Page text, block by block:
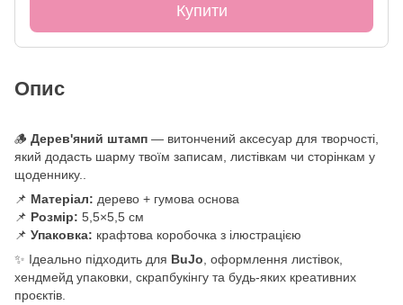
Купити
Опис
🪵 Дерев'яний штамп — витончений аксесуар для творчості,
який додасть шарму твоїм записам, листівкам чи сторінкам у
щоденнику..
📌 Матеріал: дерево + гумова основа
📌 Розмір: 5,5×5,5 см
📌 Упаковка: крафтова коробочка з ілюстрацією
✨ Ідеально підходить для BuJo , оформлення листівок,
хендмейд упаковки, скрапбукінгу та будь-яких креативних
проєктів.